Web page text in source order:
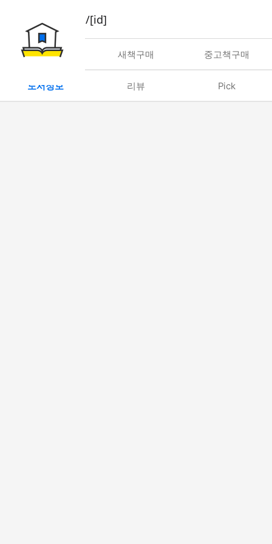
book/rent/[id]
대여 새책구매 중고책구매
도서정보 리뷰 Pick